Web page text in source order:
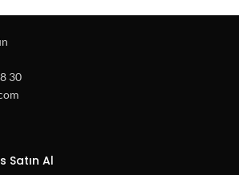
30
Satın Al